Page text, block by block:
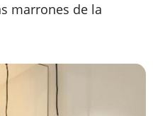
marrones de la